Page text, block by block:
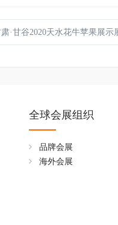
谷2020天水花牛苹果展示展销及宣传推介会在
全球会展组织
品牌会展
海外会展